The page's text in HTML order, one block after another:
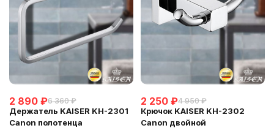
2 890 ₽6 360 ₽
Держатель KAISER KH-2301
Canon полотенца
2 250 ₽4 950 ₽
Крючок KAISER KH-2302
Canon двойной